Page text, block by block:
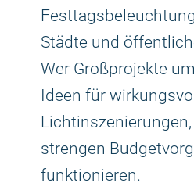
Städte und
Wer Großprojekte
Ideen für
strengen
funktionieren.